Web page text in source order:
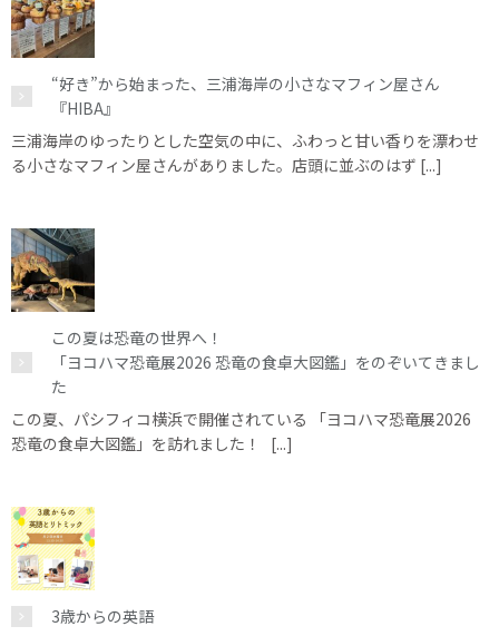
“好き”から始まった、三浦海岸の小さなマフィン屋さん
『HIBA』
三浦海岸のゆったりとした空気の中に、ふわっと甘い香りを漂わせ
る小さなマフィン屋さんがありました。店頭に並ぶのはず [...]
この夏は恐竜の世界へ！
「ヨコハマ恐竜展2026 恐竜の食卓大図鑑」をのぞいてきまし
た
この夏、パシフィコ横浜で開催されている 「ヨコハマ恐竜展2026
恐竜の食卓大図鑑」を訪れました！ [...]
3歳からの英語